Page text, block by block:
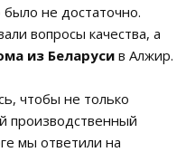
было не достаточно.
вопросы качества, а
из Беларуси в Алжир.
чтобы не только
производственный
мы ответили на